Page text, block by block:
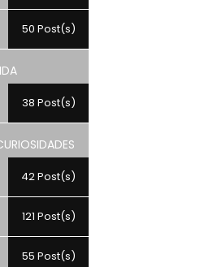
50 Post(s)
38 Post(s)
42 Post(s)
121 Post(s)
55 Post(s)